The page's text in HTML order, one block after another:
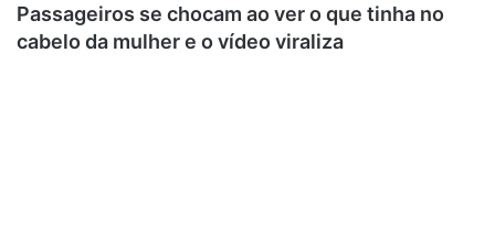
Passageiros se chocam ao ver o que tinha no
cabelo da mulher e o vídeo viraliza